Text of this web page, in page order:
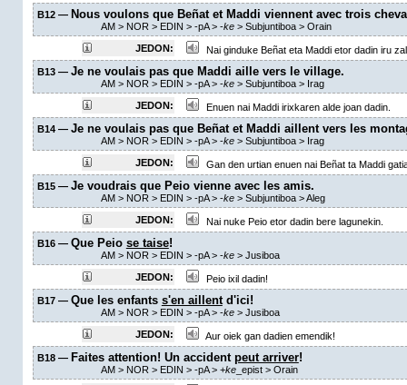
B12 — Nous voulons que Beñat et Maddi viennent avec trois
AM> NOR > EDIN > -pA> -ke> Subjuntiboa > Orain
JEDON:
Nai ginduke Beñat eta Maddi etor dadin iru
B13 — Je ne voulais pas que Maddi aille vers le village.
AM> NOR > EDIN > -pA> -ke> Subjuntiboa > Irag
JEDON:
Enuen nai Maddi irixkaren alde joan dadin.
B14 — Je ne voulais pas que Beñat et Maddi aillent vers les
AM> NOR > EDIN > -pA> -ke> Subjuntiboa > Irag
JEDON:
Gan den urtian enuen nai Beñat ta Maddi
B15 — Je voudrais que Peio vienne avec les amis.
AM> NOR > EDIN > -pA> -ke> Subjuntiboa >Aleg
JEDON:
Nai nuke Peio etor dadin bere lagunekin.
B16 — Que Peio se taise!
AM> NOR > EDIN > -pA> -ke> Jusiboa
JEDON:
Peio ixil dadin!
B17 — Que les enfants s'en aillentd'ici!
AM> NOR > EDIN > -pA> -ke> Jusiboa
JEDON:
Aur oiek gan dadien emendik!
B18 — Faites attention! Un accident peut arriver!
AM> NOR > EDIN > -pA> +ke_epist> Orain